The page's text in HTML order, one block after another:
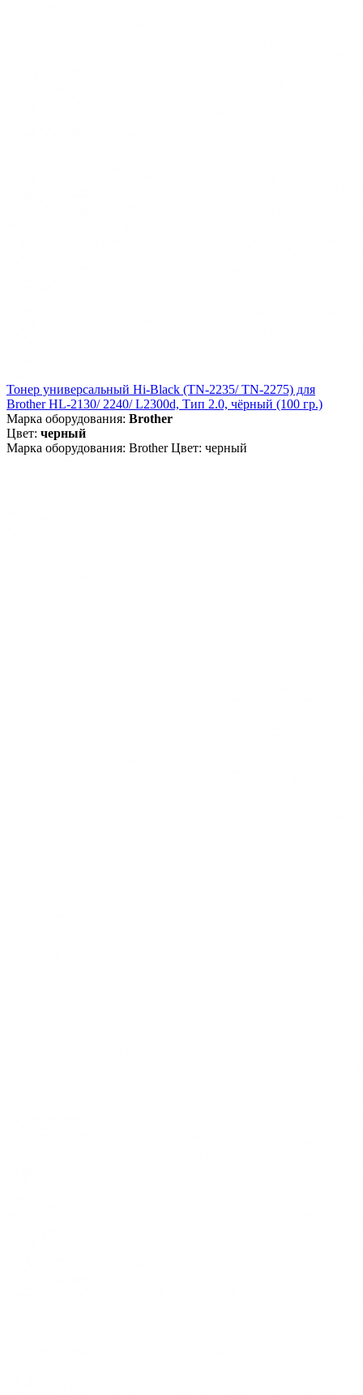
Тонер универсальный Hi-Black (TN-2235/ TN-2275) для
Brother HL-2130/ 2240/ L2300d, Тип 2.0, чёрный (100 гр.)
Марка оборудования: Brother
Цвет: черный
Марка оборудования: Brother Цвет: черный